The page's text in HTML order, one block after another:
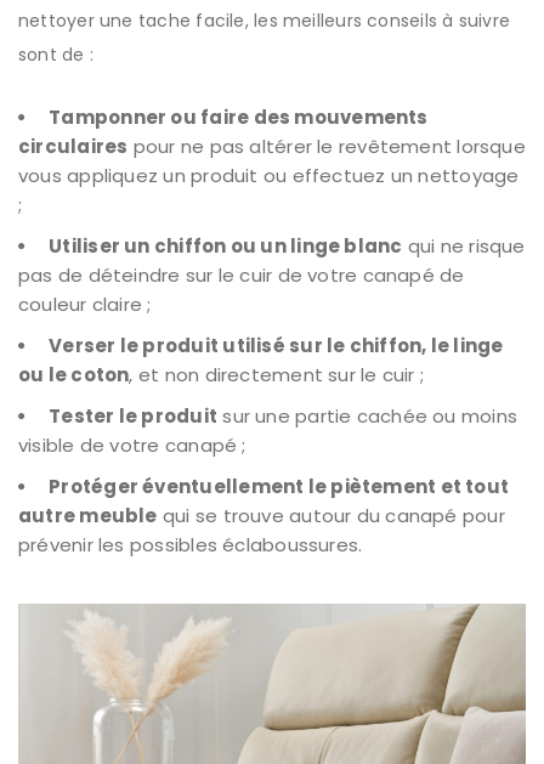
nettoyer une tache facile, les meilleurs conseils à suivre
sont de :
Tamponner ou faire des mouvements
circulaires pour ne pas altérer le revêtement lorsque
vous appliquez un produit ou effectuez un nettoyage
;
Utiliser un chiffon ou un linge blanc qui ne risque
pas de déteindre sur le cuir de votre canapé de
couleur claire ;
Verser le produit utilisé sur le chiffon, le linge
ou le coton, et non directement sur le cuir ;
Tester le produit sur une partie cachée ou moins
visible de votre canapé ;
Protéger éventuellement le piètement et tout
autre meuble qui se trouve autour du canapé pour
prévenir les possibles éclaboussures.